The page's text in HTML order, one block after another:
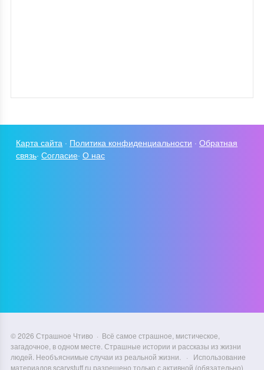
Карта сайта · Политика конфиденциальности ·Обратная
связь·Согласие·О нас
©2026 Страшное Чтиво · Всё самое страшное, мистическое,
загадочное, в одном месте. Страшные истории и рассказы из жизни
людей. Необъяснимые случаи из реальной жизни.
· Использование
материалов scarystuff.ru разрешено только с активной (обязательно)